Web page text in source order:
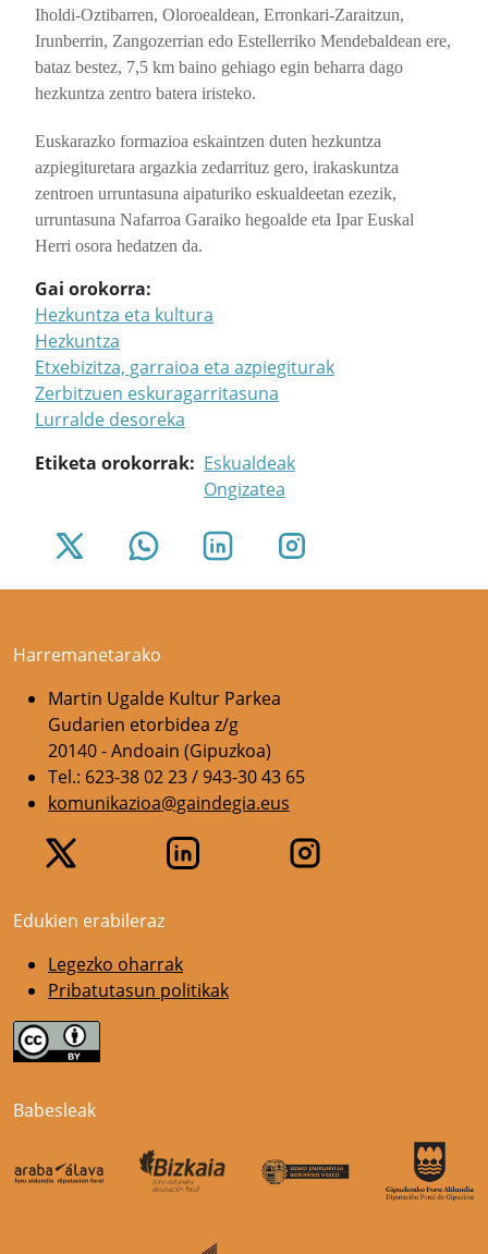
Iholdi-Oztibarren, Oloroealdean, Erronkari-Zaraitzun,
Irunberrin, Zangozerrian edo Estellerriko Mendebaldean ere,
bataz bestez, 7,5 km baino gehiago egin beharra dago
hezkuntza zentro batera iristeko.
Euskarazko formazioa eskaintzen duten hezkuntza
azpiegituretara argazkia zedarrituz gero, irakaskuntza
zentroen urruntasuna aipaturiko eskualdeetan ezezik,
urruntasuna Nafarroa Garaiko hegoalde eta Ipar Euskal
Herri osora hedatzen da.
Gai orokorra
Hezkuntza eta kultura
Hezkuntza
Etxebizitza, garraioa eta azpiegiturak
Zerbitzuen eskuragarritasuna
Lurralde desoreka
Etiketa orokorrak
Eskualdeak
Ongizatea
Harremanetarako
Martin Ugalde Kultur Parkea
Gudarien etorbidea z/g
20140 - Andoain (Gipuzkoa)
Tel.: 623-38 02 23 / 943-30 43 65
komunikazioa@gaindegia.eus
Edukien erabileraz
Legezko oharrak
Pribatutasun politikak
Babesleak